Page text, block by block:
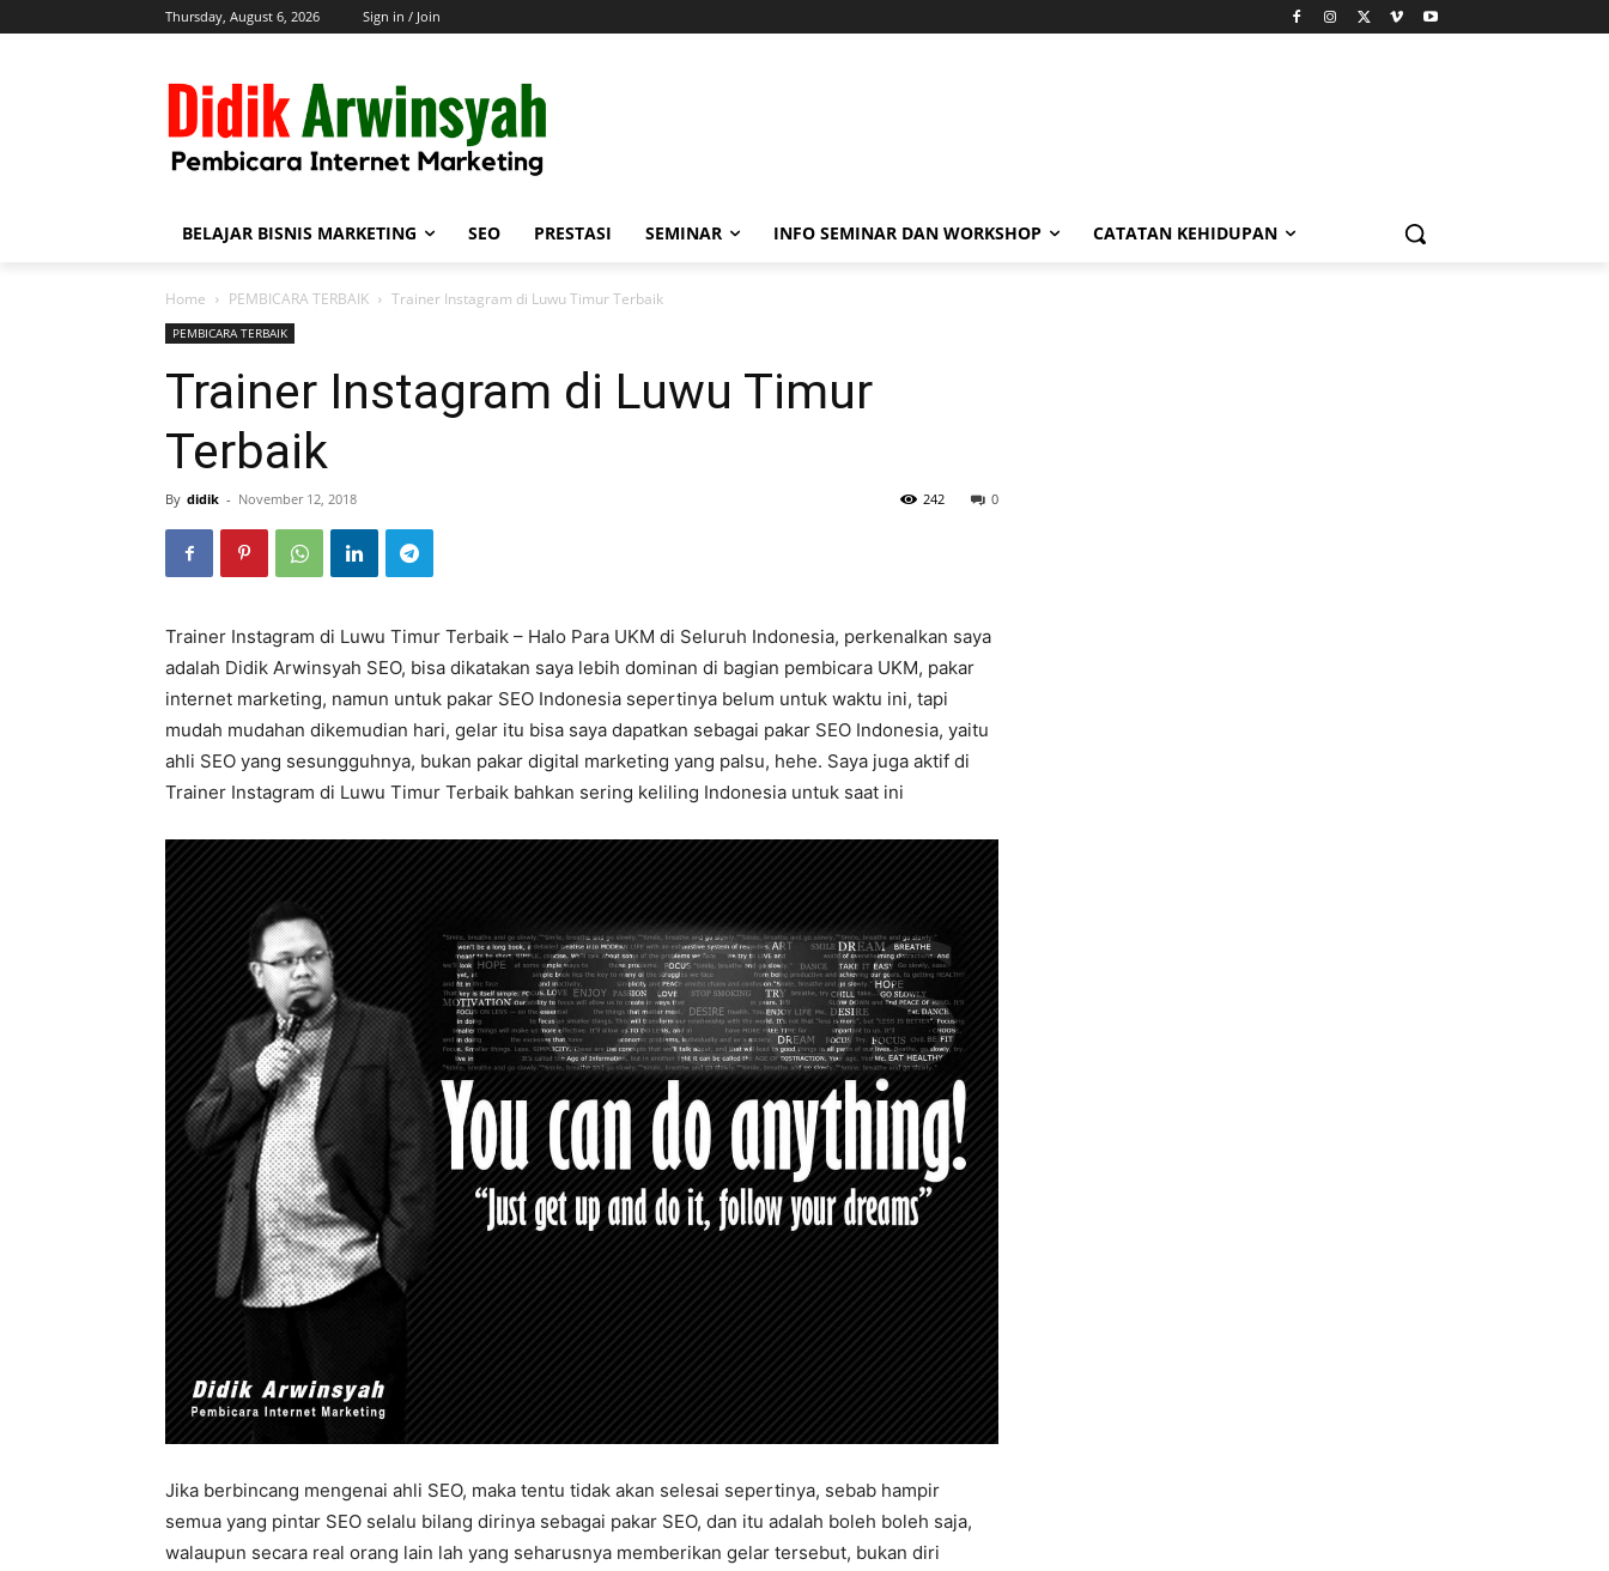
Thursday, August 6, 2026 Sign in / Join
BELAJAR BISNIS MARKETING SEO PRESTASI SEMINAR INFO SEMINAR DAN WORKSHOP CATATAN KEHIDUPAN
Home PEMBICARA TERBAIK Trainer Instagram di Luwu Timur Terbaik
PEMBICARA TERBAIK
Trainer Instagram di Luwu Timur
Terbaik
By didik - November 12, 2018 0
242
Trainer Instagram di Luwu Timur Terbaik – Halo Para UKM di Seluruh Indonesia, perkenalkan saya
adalah Didik Arwinsyah SEO, bisa dikatakan saya lebih dominan di bagian pembicara UKM, pakar
internet marketing, namun untuk pakar SEO Indonesia sepertinya belum untuk waktu ini, tapi
mudah mudahan dikemudian hari, gelar itu bisa saya dapatkan sebagai pakar SEO Indonesia, yaitu
ahli SEO yang sesungguhnya, bukan pakar digital marketing yang palsu, hehe. Saya juga aktif di
Trainer Instagram di Luwu Timur Terbaik bahkan sering keliling Indonesia untuk saat ini
Jika berbincang mengenai ahli SEO, maka tentu tidak akan selesai sepertinya, sebab hampir
semua yang pintar SEO selalu bilang dirinya sebagai pakar SEO, dan itu adalah boleh boleh saja,
walaupun secara real orang lain lah yang seharusnya memberikan gelar tersebut, bukan diri